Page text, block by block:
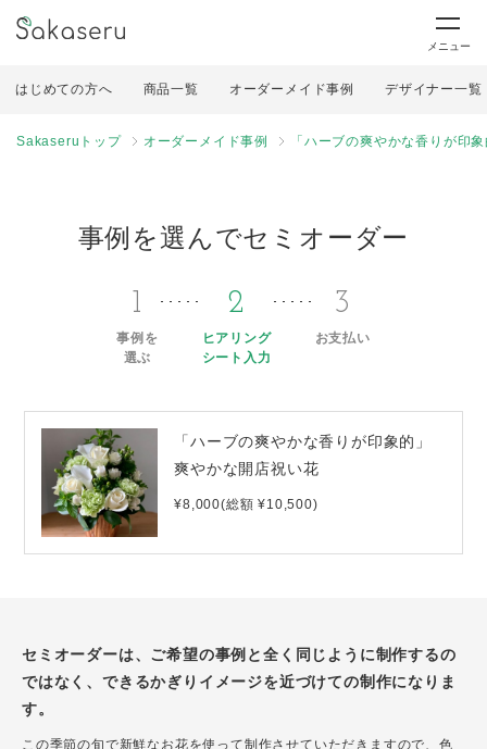
メニュー
はじめての方へ 商品一覧 オーダーメイド事例 デザイナー一覧
Sakaseruトップ オーダーメイド事例 「ハーブの爽やかな香りが印
事例を選んでセミオーダー
1
事例を
選ぶ
2
ヒアリング
シート入力
3
お支払い
「ハーブの爽やかな香りが印象的」
爽やかな開店祝い花
¥8,000(総額 ¥10,500)
セミオーダーは、ご希望の事例と全く同じように制作するの
ではなく、できるかぎりイメージを近づけての制作になりま
す。
この季節の旬で新鮮なお花を使って制作させていただきますので、色